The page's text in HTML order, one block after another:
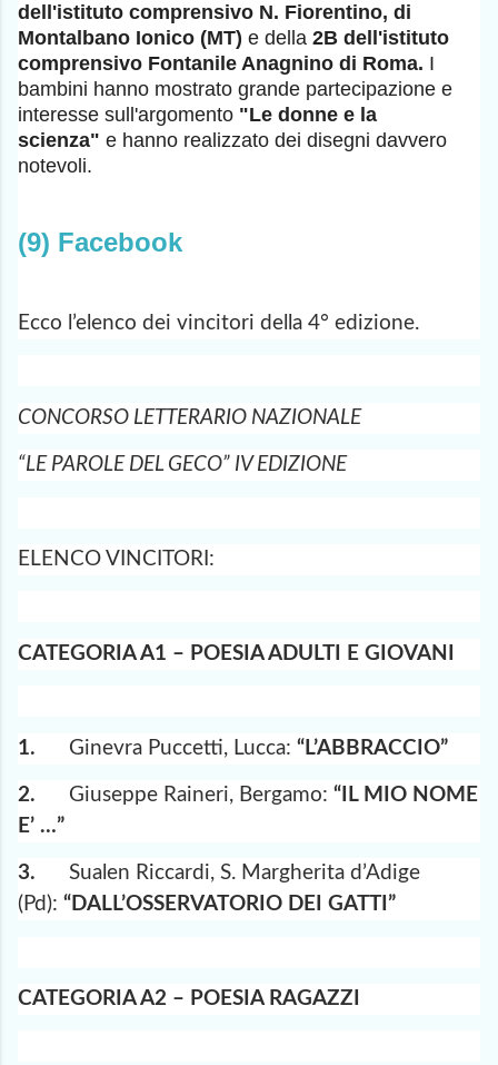
dell'istituto comprensivo N. Fiorentino, di
Montalbano Ionico (MT) e della 2B dell'istituto
comprensivo Fontanile Anagnino di Roma. I
bambini hanno mostrato grande partecipazione e
interesse sull'argomento "Le donne e la
scienza" e hanno realizzato dei disegni davvero
notevoli.
(9) Facebook
Ecco l’elenco dei vincitori della 4° edizione.
CONCORSO LETTERARIO NAZIONALE
“LE PAROLE DEL GECO” IV EDIZIONE
ELENCO VINCITORI:
CATEGORIA A1 – POESIA ADULTI E GIOVANI
1. Ginevra Puccetti, Lucca: “L’ABBRACCIO”
2. Giuseppe Raineri, Bergamo: “IL MIO NOME
E’ …”
3. Sualen Riccardi, S. Margherita d’Adige
(Pd): “DALL’OSSERVATORIO DEI GATTI”
CATEGORIA A2 – POESIA RAGAZZI